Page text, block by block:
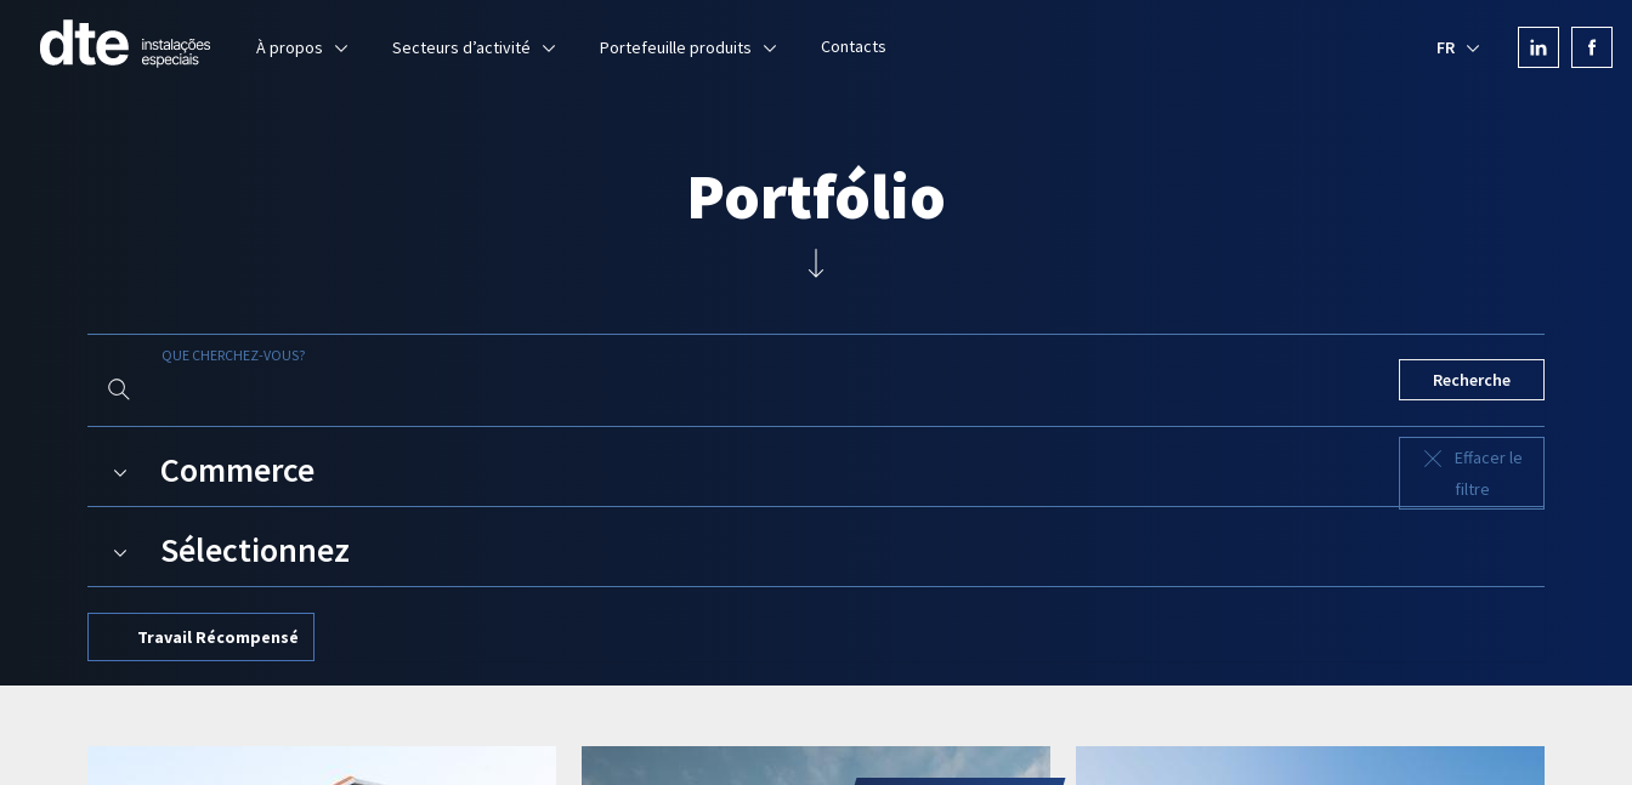
À propos Secteurs d’activité Portefeuille produits Contacts FR
Portfólio
QUE CHERCHEZ-VOUS?
Recherche
Commerce
filtre
Sélectionnez
Travail Récompensé